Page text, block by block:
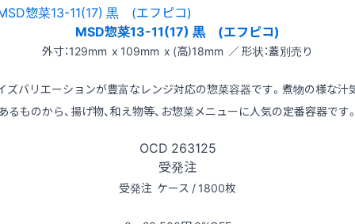
MSD惣菜13-11(17) 黒 (エフピコ)
外寸：129mm x 109mm x (高)18mm ／ 形状：蓋別売り
ズバリエーションが豊富なレンジ対応の惣菜容器です。煮物の様な汁
るものから、揚げ物、和え物等、お惣菜メニューに人気の定番容器です
OCD 263125
受発注
受発注 ケース / 1800枚